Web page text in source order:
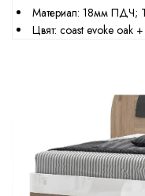
Материал: 18мм ПДЧ;
Цвят: coast evoke oak